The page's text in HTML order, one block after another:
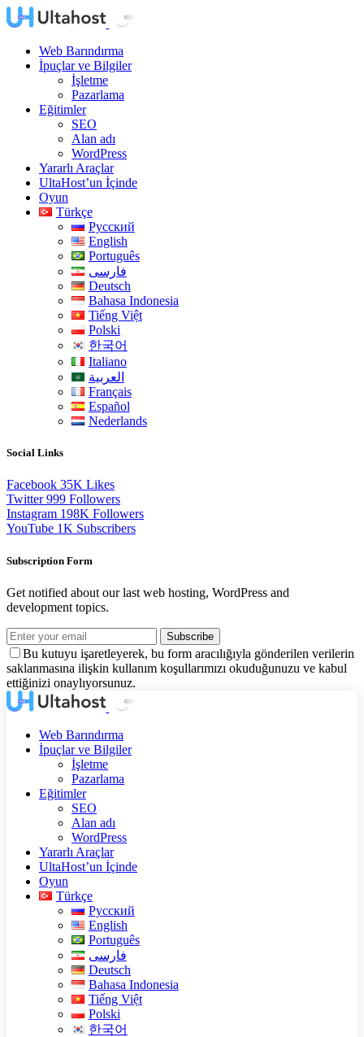
Web Barındırma
İpuçlar ve Bilgiler
İşletme
Pazarlama
Eğitimler
SEO
Alan adı
WordPress
Yararlı Araçlar
UltaHost’un İçinde
Oyun
Türkçe
Русский
English
Português
فارسی
Deutsch
Bahasa Indonesia
Tiếng Việt
Polski
한국어
Italiano
العربية
Français
Español
Nederlands
Social Links
Facebook 35K Likes
Twitter 999 Followers
Instagram 198K Followers
YouTube 1K Subscribers
Subscription Form
Get notified about our last web hosting, WordPress and
development topics.
Subscribe
Bu kutuyu işaretleyerek, bu form aracılığıyla gönderilen verilerin
saklanmasına ilişkin kullanım koşullarımızı okuduğunuzu ve kabul
ettiğinizi onaylıyorsunuz.
Web Barındırma
İpuçlar ve Bilgiler
İşletme
Pazarlama
Eğitimler
SEO
Alan adı
WordPress
Yararlı Araçlar
UltaHost’un İçinde
Oyun
Türkçe
Русский
English
Português
فارسی
Deutsch
Bahasa Indonesia
Tiếng Việt
Polski
한국어